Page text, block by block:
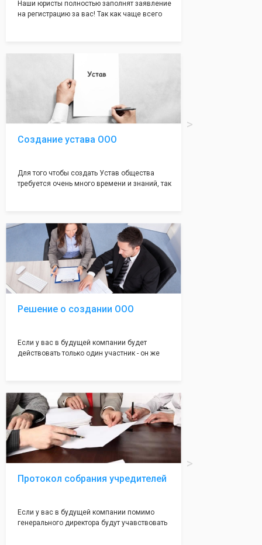
Наши юристы полностью заполнят заявление
на регистрацию за вас! Так как чаще всего
большая часть отказов - наши юристы с
оформление самого сложного документа на
себя! Многолетний опыт работы наших
юристов позволяет оформлять заявление без
ошибок, тем самым гарантируя вам
успешную регистрацию в налоговой
Создание устава ООО
Для того чтобы создать Устав общества
требуется очень много времени и знаний, так
Наша компания предоставит вам свой
уникальный Устав Общества, который
подойдет для любой компании. Устав,
сделанный нашими профессиональными
юристами, успешно проходит регистрацию в
налоговой инспекции!
Решение о создании ООО
Если у вас в будущей компании будет
действовать только один участник - он же
грамотно составят данное заявление, а Вам
нужно будет только поставить подпись на
нём!
Протокол собрания учредителей
Если у вас в будущей компании помимо
генерального директора будут учавствовать